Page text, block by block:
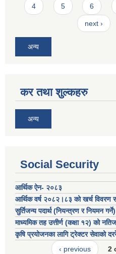
4 5 6
next ›
अन्य
कर तथा शुल्कहरु
अन्य
Social Security
आर्थिक ऐन- २०८३
आर्थिक वर्ष २०८२।८३ को खर्च विवरण
सुर्तिजन्य पदार्थ (नियन्त्रण र नियमन
माध्यमिक तह उत्तीर्ण (कक्षा १२) को
कृषि प्रयोजनका लागि ट्रेक्टर सेवाको
‹ previous
2